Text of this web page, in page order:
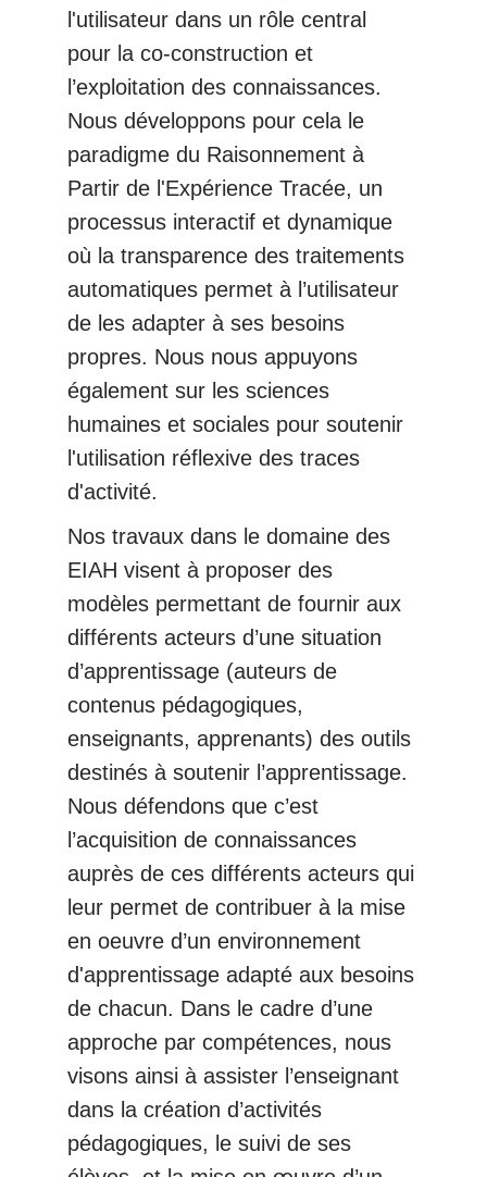
l'utilisateur dans un rôle central
pour la co-construction et
l’exploitation des connaissances.
Nous développons pour cela le
paradigme du Raisonnement à
Partir de l'Expérience Tracée, un
processus interactif et dynamique
où la transparence des traitements
automatiques permet à l’utilisateur
de les adapter à ses besoins
propres. Nous nous appuyons
également sur les sciences
humaines et sociales pour soutenir
l'utilisation réflexive des traces
d'activité.
Nos travaux dans le domaine des
EIAH visent à proposer des
modèles permettant de fournir aux
différents acteurs d’une situation
d’apprentissage (auteurs de
contenus pédagogiques,
enseignants, apprenants) des outils
destinés à soutenir l’apprentissage.
Nous défendons que c’est
l’acquisition de connaissances
auprès de ces différents acteurs qui
leur permet de contribuer à la mise
en oeuvre d’un environnement
d'apprentissage adapté aux besoins
de chacun. Dans le cadre d’une
approche par compétences, nous
visons ainsi à assister l’enseignant
dans la création d’activités
pédagogiques, le suivi de ses